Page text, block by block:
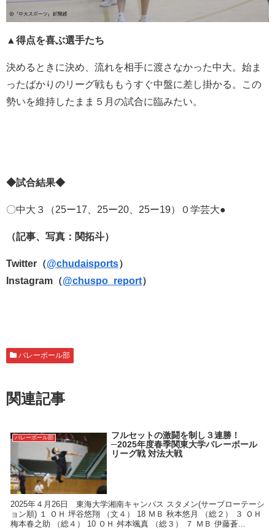
▲得点を喜ぶ選手たち
決めるときに決め、流れを相手に渡さなかった中大。始ま
ったばかりのリーグ戦ももうすぐ中盤に差し掛かる。この
勢いを維持したまま５月の試合に臨みたい。
◆試合結果◆
〇中大３（25ー17、25ー20、25ー19）０学芸大●
（記事、写真：関拓斗）
Twitter（@chudaisports）
Instagram（@chuspo_report）
バレーボール部
関連記事
バレーボール部
フルセットの激闘を制し３連勝！
─2025年度春季関東大学バレーボール
リーグ戦 対法大戦
2025年４月26日 東海大学湘南キャンパス スタメン(サーブローテーシ
ョン順) １ ＯＨ 坪谷悠翔 （文４） 18 ＭＢ 秋本悠月 （総２） ３ ＯＨ
梅本春之助 （総４） 10 ＯＨ 舛本颯真 （総３） ７ ＭＢ 伊藤蒼...